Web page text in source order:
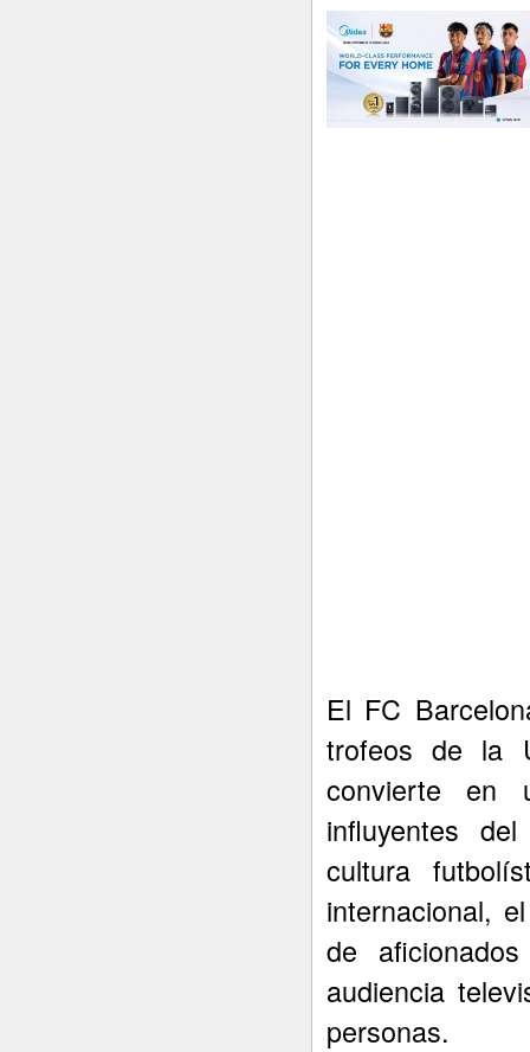
El FC
trofeos de la
convierte en
influyentes
cultura
internacional,
de
audiencia
personas.